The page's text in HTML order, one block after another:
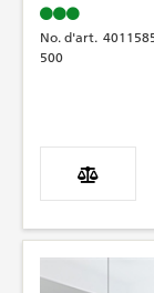
No. d'art.
500